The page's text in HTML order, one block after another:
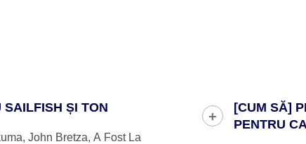
SAILFISH ȘI TON
John Bretza, A Fost La
[CUM SĂ]
PENTRU